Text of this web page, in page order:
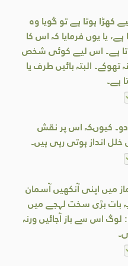
ہوتا ہے تو گویا وہ
یا یوں فرمایا کہ اس کا
ہے۔ اس لیے کوئی شخص
البتہ بائیں طرف یا
ہے۔
دو۔ کیوںکہ اس پر نقش
خلل انداز ہوتی رہی ہیں۔
میں اپنی آنکھیں آسمان
بات بڑی سخت لہجے میں
اس سے باز آجائیں ورنہ